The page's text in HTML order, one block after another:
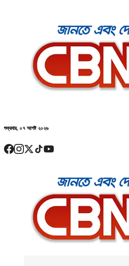
শুক্রবার, ০৭ আগষ্ট ২০২৬